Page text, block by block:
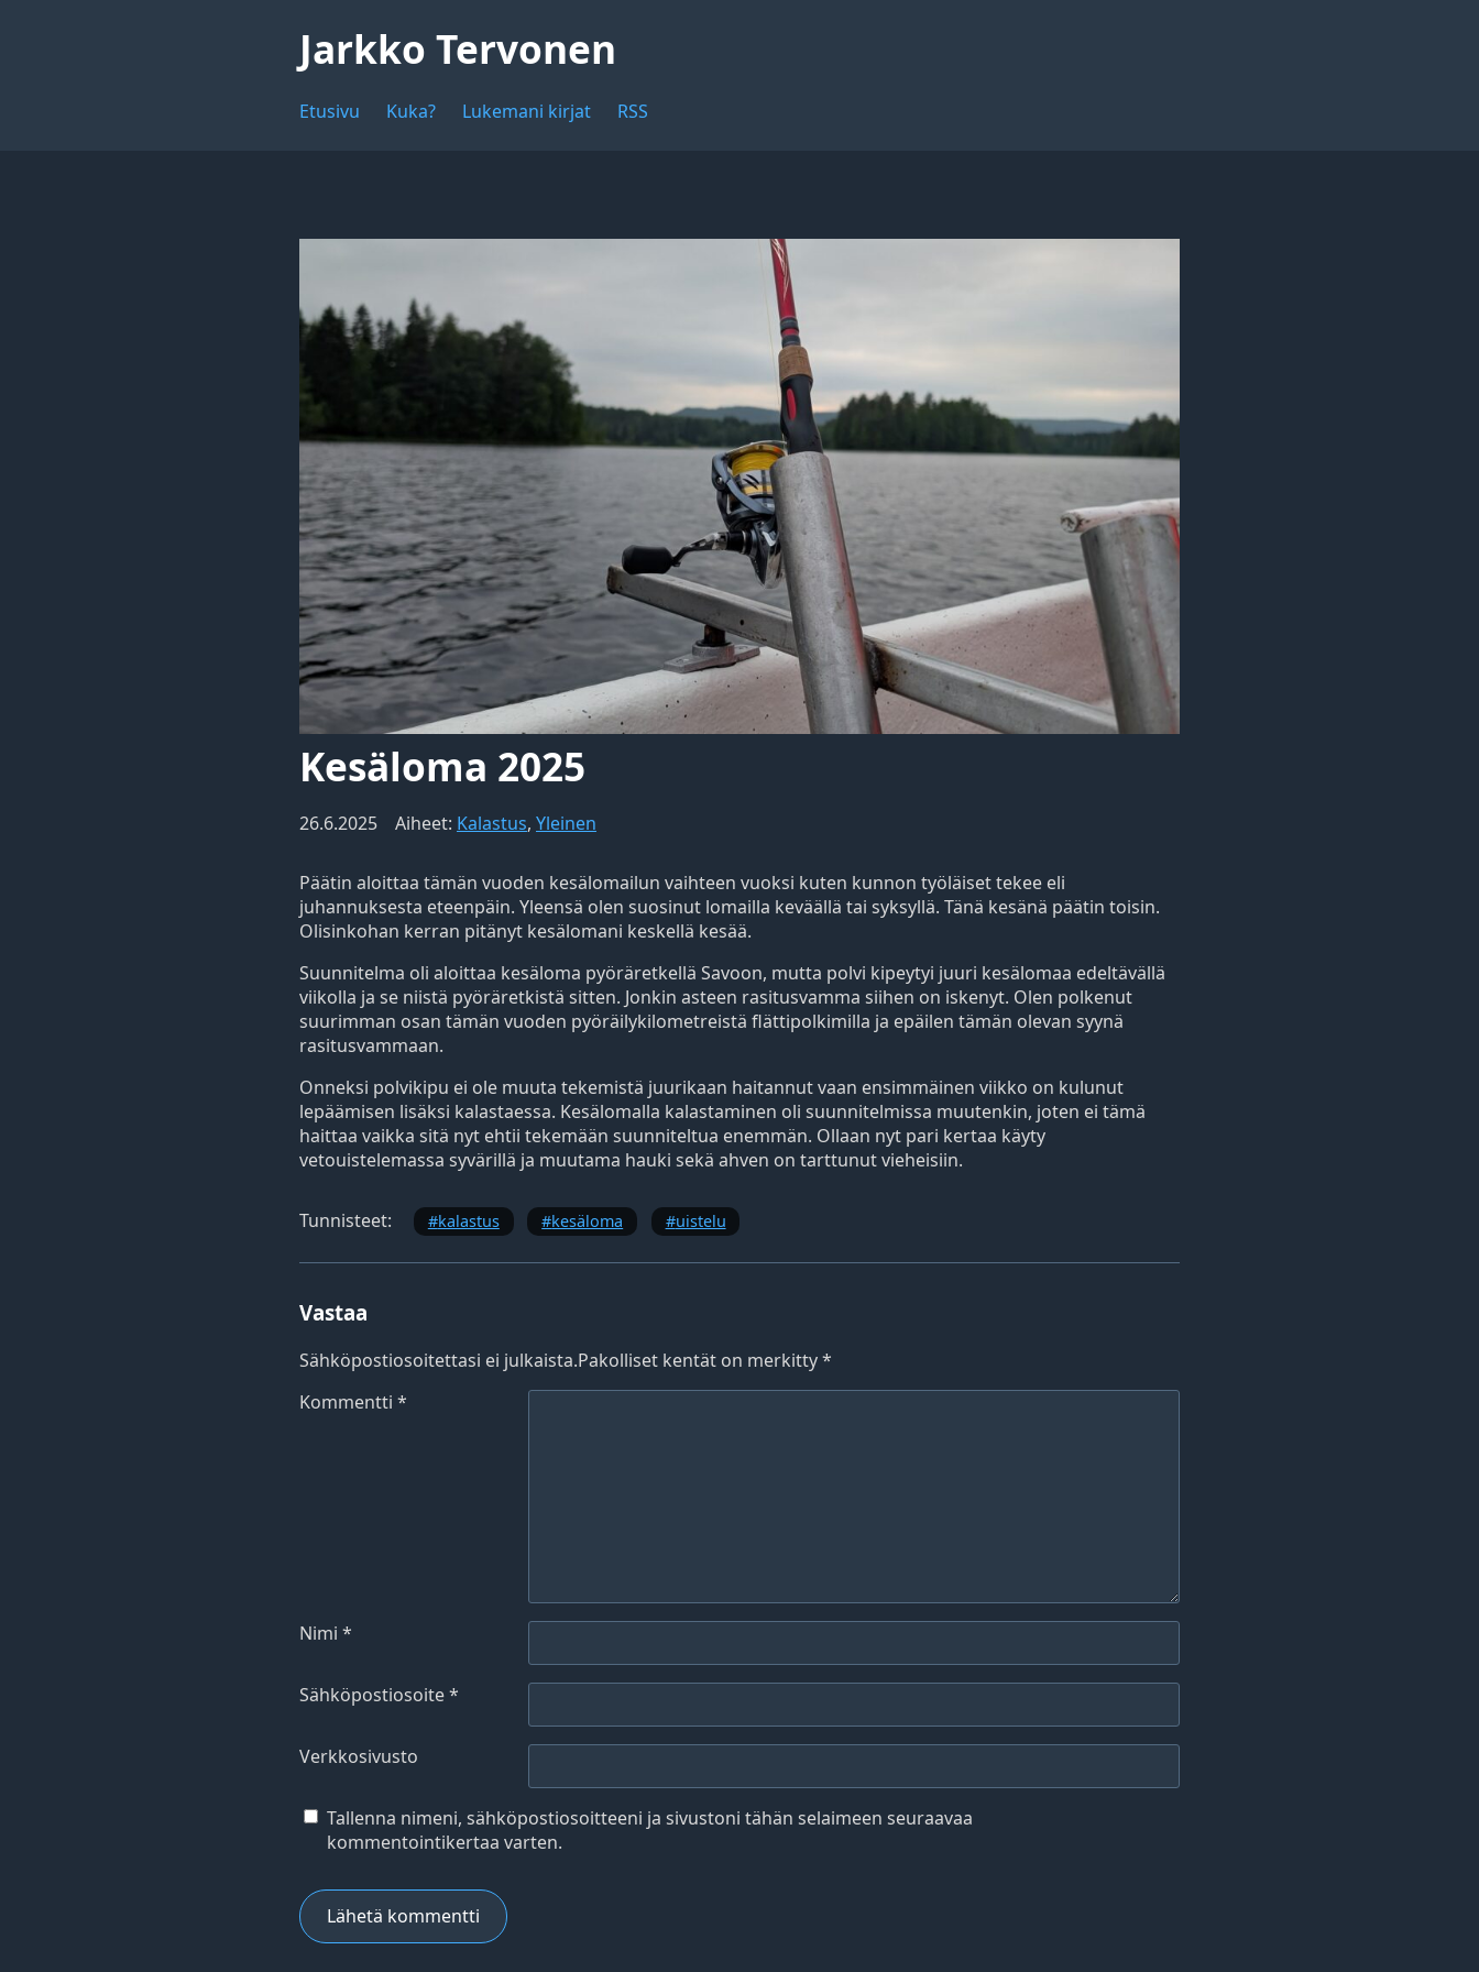
Jarkko Tervonen
Etusivu Kuka? Lukemani kirjat RSS
Kesäloma 2025
26.6.2025 Aiheet: Kalastus, Yleinen
Päätin aloittaa tämän vuoden kesälomailun vaihteen vuoksi kuten kunnon työläiset tekee eli
juhannuksesta eteenpäin. Yleensä olen suosinut lomailla keväällä tai syksyllä. Tänä kesänä päätin toisin.
Olisinkohan kerran pitänyt kesälomani keskellä kesää.
Suunnitelma oli aloittaa kesäloma pyöräretkellä Savoon, mutta polvi kipeytyi juuri kesälomaa edeltävällä
viikolla ja se niistä pyöräretkistä sitten. Jonkin asteen rasitusvamma siihen on iskenyt. Olen polkenut
suurimman osan tämän vuoden pyöräilykilometreistä flättipolkimilla ja epäilen tämän olevan syynä
rasitusvammaan.
Onneksi polvikipu ei ole muuta tekemistä juurikaan haitannut vaan ensimmäinen viikko on kulunut
lepäämisen lisäksi kalastaessa. Kesälomalla kalastaminen oli suunnitelmissa muutenkin, joten ei tämä
haittaa vaikka sitä nyt ehtii tekemään suunniteltua enemmän. Ollaan nyt pari kertaa käyty
vetouistelemassa syvärillä ja muutama hauki sekä ahven on tarttunut vieheisiin.
Tunnisteet: kalastus kesäloma uistelu
Vastaa
Sähköpostiosoitettasi ei julkaista.Pakolliset kentät on merkitty*
Kommentti *
Nimi *
Sähköpostiosoite*
Verkkosivusto
Tallenna nimeni, sähköpostiosoitteeni ja sivustoni tähän selaimeen seuraavaa
kommentointikertaa varten.